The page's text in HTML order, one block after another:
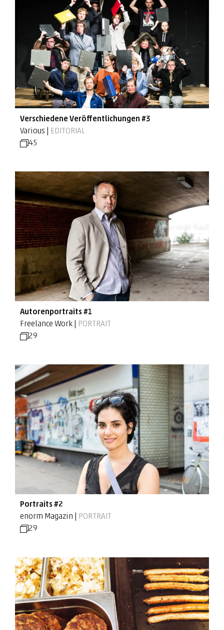
Verschiedene Veröffentlichungen #3
Various |
EDITORIAL
45
Autorenportraits #1
Freelance Work |
PORTRAIT
29
Portraits #2
enorm Magazin |
PORTRAIT
29